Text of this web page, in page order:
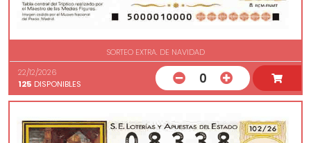
SORTEO EXTRA. DE NAVIDAD
22/12/2026
125 DISPONIBLES 0